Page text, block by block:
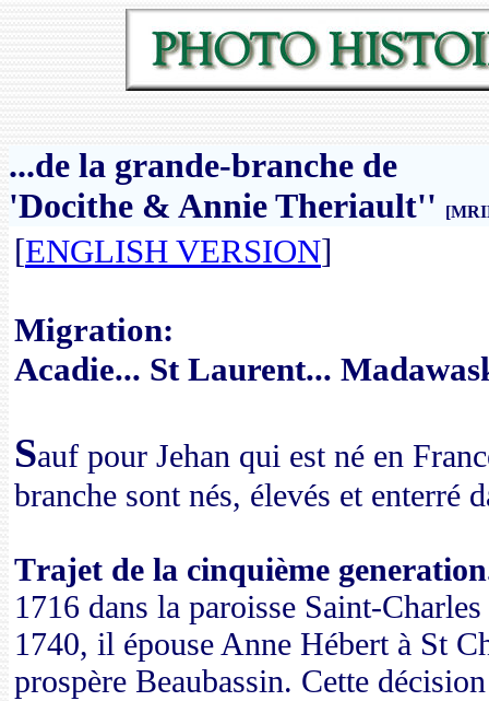
...de la grande-branche de
'Docithe & Annie Theriault''
[ENGLISH VERSION]
Migration:
Acadie... St Laurent...
Sauf pour Jehan qui est né en
branche sont nés, élevés et enterré
Trajet de la cinquième
1716 dans la paroisse Saint-Charles
1740, il épouse Anne Hébert à St
prospère Beaubassin. Cette décision